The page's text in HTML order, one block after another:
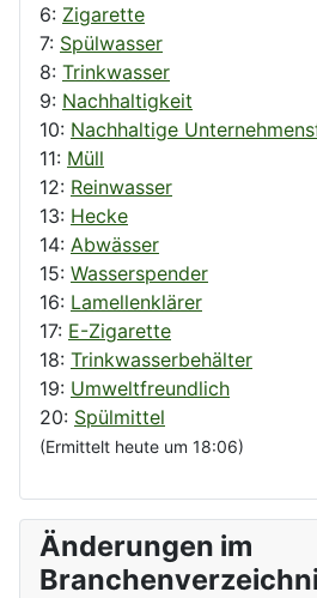
6: Zigarette
7: Spülwasser
8: Trinkwasser
9: Nachhaltigkeit
10: Nachhaltige
11: Müll
12: Reinwasser
13: Hecke
14: Abwässer
15: Wasserspender
16: Lamellenklärer
17: E-Zigarette
18: Trinkwasserbehälter
19: Umweltfreundlich
20: Spülmittel
(Ermittelt heute um 18:06)
Änderungen im